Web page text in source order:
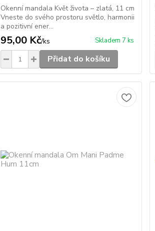
Okenní mandala Květ života – zlatá, 11 cm
Vneste do svého prostoru světlo, harmonii
a pozitivní ener...
95,00 Kč/ks Skladem 7 ks
Přidat do košíku